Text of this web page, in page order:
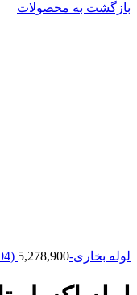
بازگشت به محصولات
لوله بخاری-XU7-405-TPCO(2202102004)5,278,900